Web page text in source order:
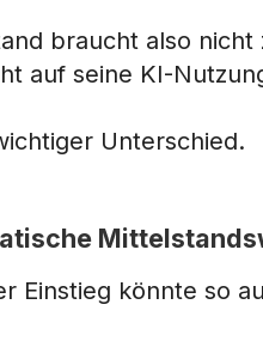
braucht also
auf seine KI-
Unterschied.
Einstieg könnte so